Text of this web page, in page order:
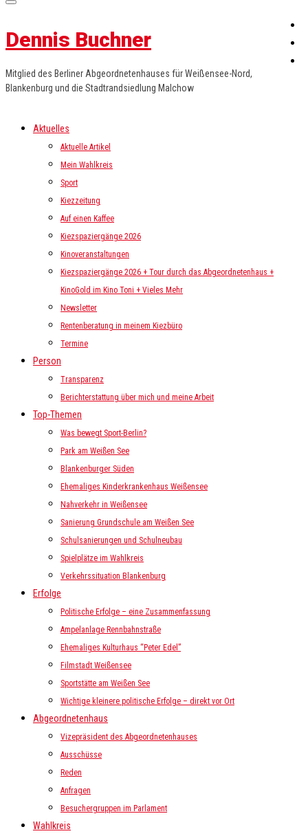
Dennis Buchner
Mitglied des Berliner Abgeordnetenhauses für Weißensee-Nord,
Blankenburg und die Stadtrandsiedlung Malchow
Aktuelles
Aktuelle Artikel
Mein Wahlkreis
Sport
Kiezzeitung
Auf einen Kaffee
Kiezspaziergänge 2026
Kinoveranstaltungen
Kiezspaziergänge 2026 + Tour durch das Abgeordnetenhaus +
KinoGold im Kino Toni + Vieles Mehr
Newsletter
Rentenberatung in meinem Kiezbüro
Termine
Person
Transparenz
Berichterstattung über mich und meine Arbeit
Top-Themen
Was bewegt Sport-Berlin?
Park am Weißen See
Blankenburger Süden
Ehemaliges Kinderkrankenhaus Weißensee
Nahverkehr in Weißensee
Sanierung Grundschule am Weißen See
Schulsanierungen und Schulneubau
Spielplätze im Wahlkreis
Verkehrssituation Blankenburg
Erfolge
Politische Erfolge – eine Zusammenfassung
Ampelanlage Rennbahnstraße
Ehemaliges Kulturhaus “Peter Edel”
Filmstadt Weißensee
Sportstätte am Weißen See
Wichtige kleinere politische Erfolge – direkt vor Ort
Abgeordnetenhaus
Vizepräsident des Abgeordnetenhauses
Ausschüsse
Reden
Anfragen
Besuchergruppen im Parlament
Wahlkreis